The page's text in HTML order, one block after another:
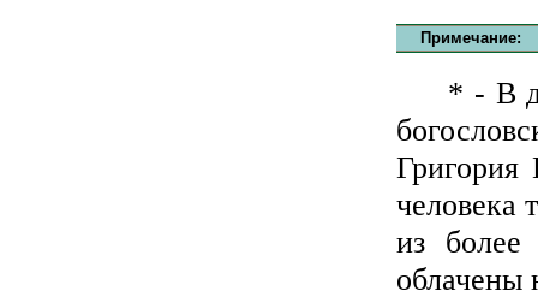
Примечание:
* - В
Григория
человека
из
облачены